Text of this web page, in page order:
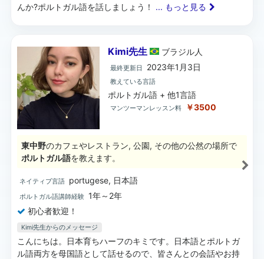
んか?ポルトガル語を話しましょう！ ... もっと見る
Kimi先生 ブラジル人
最終更新日 2023年1月3日
教えている言語
ポルトガル語 + 他1言語
マンツーマンレッスン料 ￥3500
東中野のカフェやレストラン, 公園, その他の公然の場所で
ポルトガル語を教えます。
ネイティブ言語 portugese, 日本語
ポルトガル語講師経験 1年～2年
初心者歓迎！
Kimi先生からのメッセージ
こんにちは。日本育ちハーフのキミです。日本語とポルトガ
ル語両方を母国語として話せるので、皆さんとの会話やお持